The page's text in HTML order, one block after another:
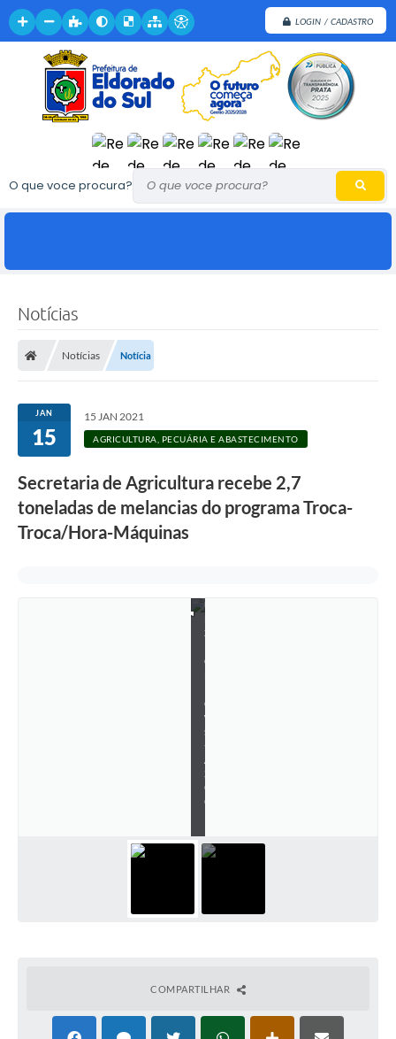
LOGIN / CADASTRO
O que voce procura?
Notícias
Notícias Notícia
JAN
15
15 JAN 2021
AGRICULTURA, PECUÁRIA E ABASTECIMENTO
Secretaria de Agricultura recebe 2,7
toneladas de melancias do programa Troca-
Troca/Hora-Máquinas
F
o
:
K
a
u
z
e
e
w
s
-
A
S
C
O
COMPARTILHAR